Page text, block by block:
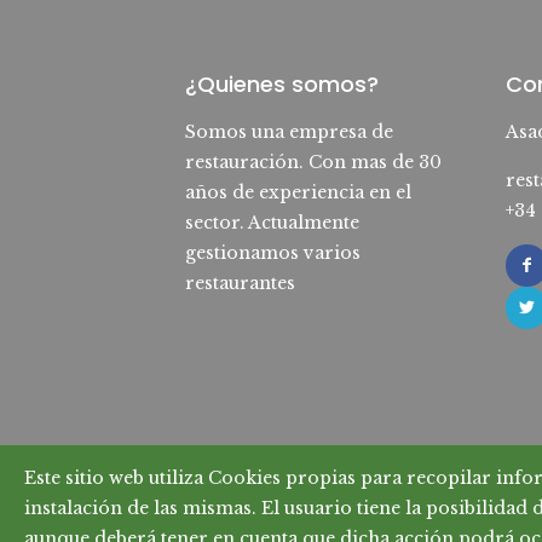
¿Quienes somos?
Somos una empresa de
restauración. Con mas de 30
años de experiencia en el
sector. Actualmente
gestionamos varios
restaurantes
+34
© 2025 GUILLERISA S.L. Todos los
Política de privacidad-Condiciones de
Este sitio web utiliza Cookies propias para recopilar
instalación de las mismas. El usuario tiene la posibilidad